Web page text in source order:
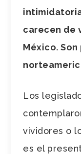
carecen de
México.
Los
vividores o
es el